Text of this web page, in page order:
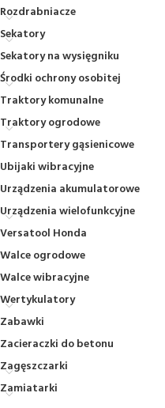
Rozdrabniacze
Sekatory
Sekatory na wysięgniku
Środki ochrony osobitej
Traktory komunalne
Traktory ogrodowe
Transportery gąsienicowe
Ubijaki wibracyjne
Urządzenia akumulatorowe
Urządzenia wielofunkcyjne
Versatool Honda
Walce ogrodowe
Walce wibracyjne
Wertykulatory
Zabawki
Zacieraczki do betonu
Zagęszczarki
Zamiatarki